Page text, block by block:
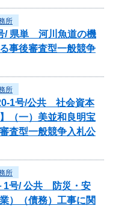
所
/ 県単 河川魚道の機
事後審査型一般競争
所
1号/公共 社会資本
（一）美並和良明宝
査型一般競争入札公
所
1号/ 公共 防災・安
）（債務）工事に関